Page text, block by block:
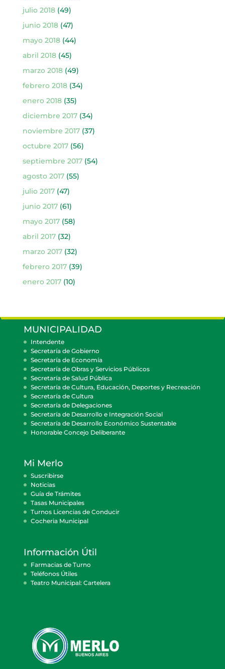
julio 2018(49)
junio 2018(47)
mayo 2018(44)
abril 2018(45)
marzo 2018(49)
febrero 2018(34)
enero 2018(35)
diciembre 2017(34)
noviembre 2017(37)
octubre 2017(56)
septiembre 2017(54)
agosto 2017(55)
julio 2017(47)
junio 2017(61)
mayo 2017(58)
abril 2017(32)
marzo 2017(32)
febrero 2017(39)
enero 2017(10)
MUNICIPALIDAD
Intendente
Secretaría de Gobierno
Secretaría de Economía
Secretaría de Obras y Servicios Públicos
Secretaría de Salud Pública
Secretaría de Cultura, Educación, Deportes y Recreación
Secretaría de Cultura
Secretaría de Delegaciones
Secretaría de Desarrollo e Integración Social
Secretaría de Desarrollo Económico Sustentable
Honorable Concejo Deliberante
Mi Merlo
Suscribirse
Noticias
Guía de Trámites
Tasas Municipales
Turnos Licencias de Conducir
Cocheria Municipal
Información Útil
Farmacias de Turno
Teléfonos Útiles
Teatro Municipal: Cartelera